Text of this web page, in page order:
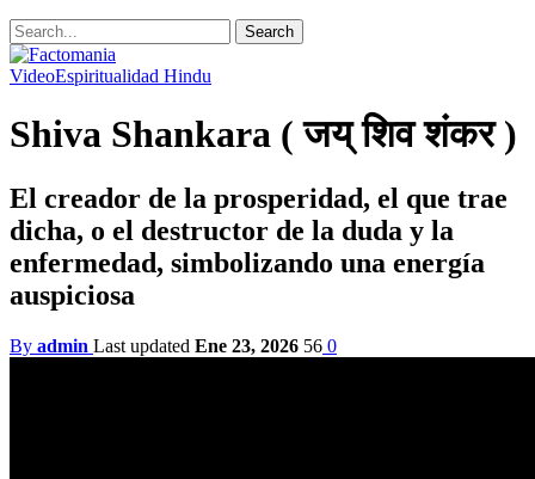
VideoEspiritualidad Hindu
Shiva Shankara ( जय् शिव शंकर )
El creador de la prosperidad, el que trae
dicha, o el destructor de la duda y la
enfermedad, simbolizando una energía
auspiciosa
By admin Last updated Ene 23, 2026 56 0